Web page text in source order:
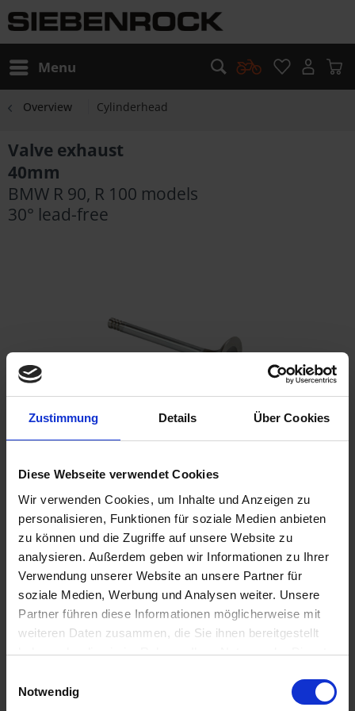
Zustimmung Details Über Cookies
Diese Webseite verwendet Cookies
Wir verwenden Cookies, um Inhalte und Anzeigen zu
personalisieren, Funktionen für soziale Medien anbieten
zu können und die Zugriffe auf unsere Website zu
analysieren. Außerdem geben wir Informationen zu Ihrer
Verwendung unserer Website an unsere Partner für
soziale Medien, Werbung und Analysen weiter. Unsere
Partner führen diese Informationen möglicherweise mit
weiteren Daten zusammen, die Sie ihnen bereitgestellt
haben oder die sie im Rahmen Ihrer Nutzung der Dienste
Cookies, wenn Sie unsere Webseite weiterhin nutzen.
Notwendig
Menu
Overview Cylinderhead
Valve exhaust
40mm
BMW R 90, R 100 models
30° lead-free
€59.00
Prices incl. VAT,plus shipping costs
Ready to ship today, Delivery time appr. 2-4 workdays within
Germany
Add to shopping cart
Remember Comment
part no.: 1134285
Does the oil consumption increase with increasing mileage?